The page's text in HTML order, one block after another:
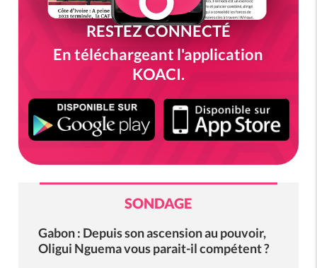
RESTEZ CONNECTÉ
En téléchargeant l'application
KOACI.
SONDAGE
Gabon : Depuis son ascension au pouvoir,
Oligui Nguema vous parait-il compétent ?